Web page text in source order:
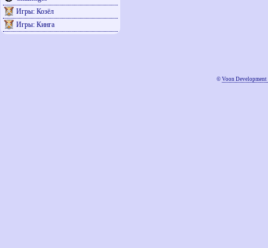
Игры: Козёл
Игры: Кинга
© Voon Development